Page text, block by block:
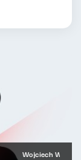
Wojciech